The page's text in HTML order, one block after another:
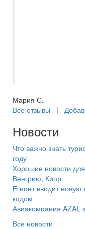
Мария С.
Все отзывы |
Новости
Что важно знать
году
Хорошие новости
Венгрию, Кипр
Египет вводит
кодом
Авиакомпания AZAL
Все новости